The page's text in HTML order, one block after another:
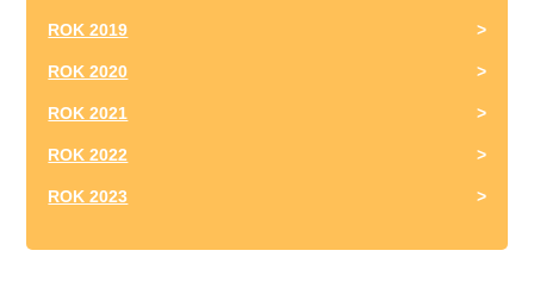
ROK 2019
ROK 2020
ROK 2021
ROK 2022
ROK 2023